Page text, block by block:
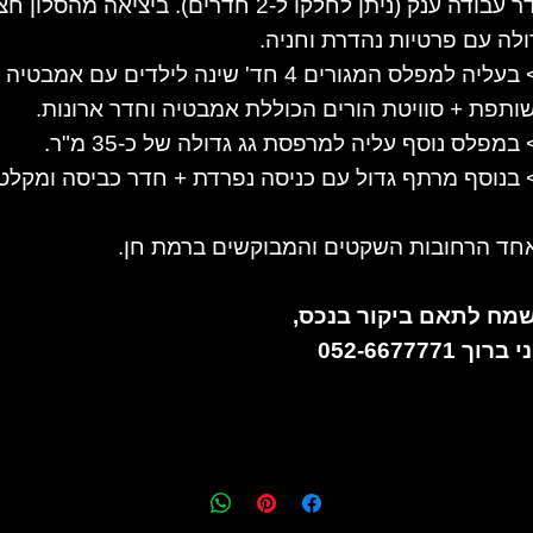
חדר עבודה ענק (ניתן לחלקו ל-2 חדרים). ביציאה
עם פרטיות נהדרת וחניה.
>> בעליה למפלס המגורים 4 חד' שינה לילדים עם אמבטיה
+ סוויטת הורים הכוללת אמבטיה וחדר ארונות.
במפלס נוסף עליה למרפסת גג גדולה של כ-35 מ"ר.
בנוסף מרתף גדול עם כניסה נפרדת + חדר כביסה
הרחובות השקטים והמבוקשים ברמת חן.
לתאם ביקור בנכס,
052-6677771